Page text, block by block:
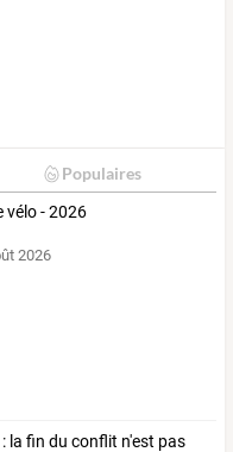
Populaires
vélo - 2026
2026
: la fin du conflit n'est pas